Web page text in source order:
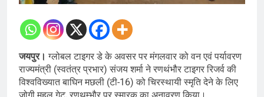
जयपुर।ग्लोबल टाइगर डे के अवसर पर मंगलवार को वन एवं पर्यावरण
राज्यमंत्री (स्वतंत्र प्रभार) संजय शर्मा ने रणथंभौर टाइगर रिजर्व की
विश्वविख्यात बाघिन मछली (टी-16) को चिरस्थायी स्मृति देने के लिए